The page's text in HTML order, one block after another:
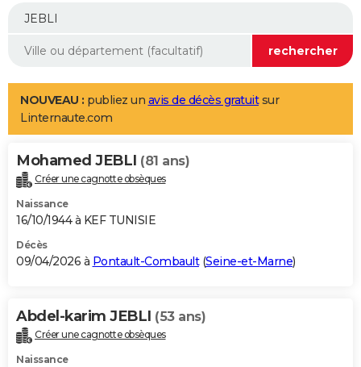
Mobiles
Meilleur smartphone
Internet
Ordinateurs
Jeux vidéo
Guide high-tech
Aménagement intérieur
LIFESTYLE
Art de vivre
Bien-être
Loisirs
Mode
Modes de vie
Alimentation
Guide de la santé
Maladies
Médicaments
Sommeil
VOYAGE
Destinations
City break
Voyage nature
Voyage de noces
Forum
Climat
+PHOTO
GUIDES D'ACHAT
BONS PLANS
Carte de Noël
Carte Bonne année
Carte Saint-Valentin
Carte Pâques
Carte d'anniversaire
DICTIONNAIRE
Dictionnaire
Biographies
Citations
Expressions
Proverbes
PROGRAMME TV
NOUVEAU : publiez un avis de décès gratuitsur
Linternaute.com
Mohamed JEBLI (81 ans)
Créer une cagnotte obsèques
Naissance
16/10/1944 à KEF TUNISIE
Décès
09/04/2026 à Pontault-Combault(Seine-et-Marne)
Abdel-karim JEBLI (53 ans)
Créer une cagnotte obsèques
Naissance